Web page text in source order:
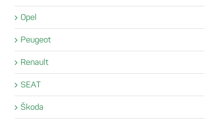
Opel
Peugeot
Renault
SEAT
Škoda